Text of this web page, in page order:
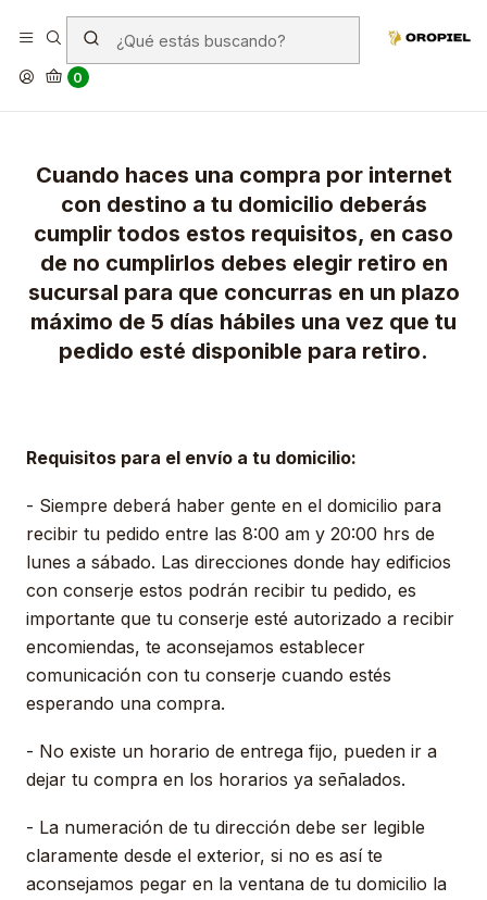
0
Requisitos para el envio a
domicilio
Cuando haces una compra por internet
con destino a tu domicilio deberás
cumplir todos estos requisitos, en caso
de no cumplirlos debes elegir retiro en
sucursal para que concurras en un plazo
máximo de 5 días hábiles una vez que tu
pedido esté disponible para retiro.
Requisitos para el envío a tu domicilio:
- Siempre deberá haber gente en el domicilio para
recibir tu pedido entre las 8:00 am y 20:00 hrs de
lunes a sábado. Las direcciones donde hay edificios
con conserje estos podrán recibir tu pedido, es
importante que tu conserje esté autorizado a recibir
encomiendas, te aconsejamos establecer
comunicación con tu conserje cuando estés
esperando una compra.
- No existe un horario de entrega fijo, pueden ir a
dejar tu compra en los horarios ya señalados.
- La numeración de tu dirección debe ser legible
claramente desde el exterior, si no es así te
aconsejamos pegar en la ventana de tu domicilio la